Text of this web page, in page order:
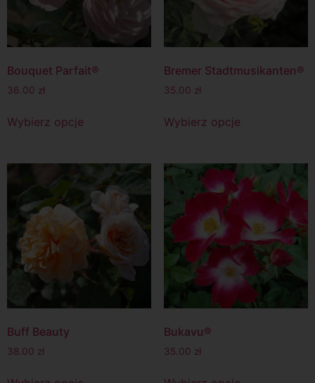
Bouquet Parfait®
36.00 zł
Wybierz opcje
Bremer Stadtmusikanten®
35.00 zł
Wybierz opcje
Buff Beauty
38.00 zł
Bukavu®
35.00 zł